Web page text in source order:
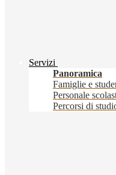
Servizi
Panoramica
Famiglie e
Personale
Percorsi di